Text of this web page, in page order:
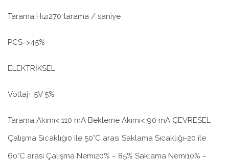
Tarama Hızı270 tarama / saniye
PCS=>45%
ELEKTRİKSEL
Voltaj+ 5V 5%
Tarama Akımı< 110 mA Bekleme Akımı< 90 mA ÇEVRESEL
Çalışma Sıcaklığı0 ile 50°C arası Saklama Sıcaklığı-20 ile
60°C arası Çalışma Nemi20% ~ 85% Saklama Nemi10% ~